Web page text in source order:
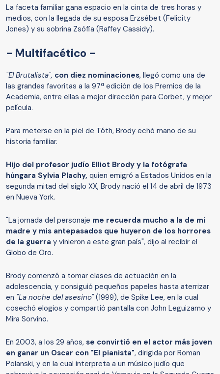
La faceta familiar gana espacio en la cinta de tres horas y
medios, con la llegada de su esposa Erzsébet (Felicity
Jones) y su sobrina Zsófia (Raffey Cassidy).
- Multifacético -
"El Brutalista", con diez nominaciones, llegó como una de
las grandes favoritas a la 97ª edición de los Premios de la
Academia, entre ellas a mejor dirección para Corbet, y mejor
película.
Para meterse en la piel de Tóth, Brody echó mano de su
historia familiar.
Hijo del profesor judío Elliot Brody y la fotógrafa
húngara Sylvia Plachy, quien emigró a Estados Unidos en la
segunda mitad del siglo XX, Brody nació el 14 de abril de 1973
en Nueva York.
"La jornada del personaje me recuerda mucho a la de mi
madre y mis antepasados ​​que huyeron de los horrores
de la guerra y vinieron a este gran país", dijo al recibir el
Globo de Oro.
Brody comenzó a tomar clases de actuación en la
adolescencia, y consiguió pequeños papeles hasta aterrizar
en "La noche del asesino"(1999), de Spike Lee, en la cual
cosechó elogios y compartió pantalla con John Leguizamo y
Mira Sorvino.
En 2003, a los 29 años, se convirtió en el actor más joven
en ganar un Oscar con "El pianista", dirigida por Roman
Polanski, y en la cual interpreta a un músico judío que